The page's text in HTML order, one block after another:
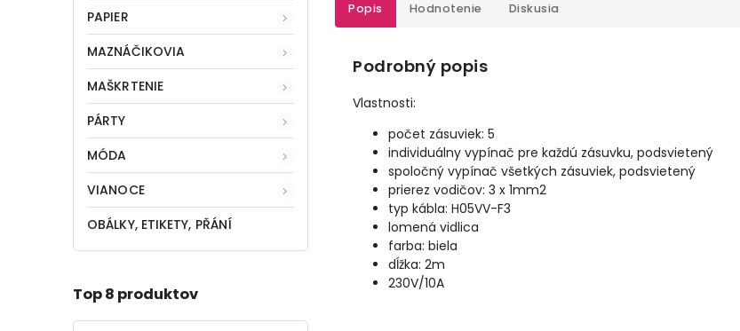
PAPIER
MAZNÁČIKOVIA
MAŠKRTENIE
PÁRTY
MÓDA
VIANOCE
OBÁLKY, ETIKETY, PŘÁNÍ
Top 8 produktov
Popis Hodnotenie Diskusia
Podrobný popis
Vlastnosti:
počet zásuviek: 5
individuálny vypínač pre každú zásuvku, podsvietený
spoločný vypínač všetkých zásuviek, podsvietený
prierez vodičov: 3 x 1mm2
typ kábla: H05VV-F3
lomená vidlica
farba: biela
dĺžka: 2m
230V/10A